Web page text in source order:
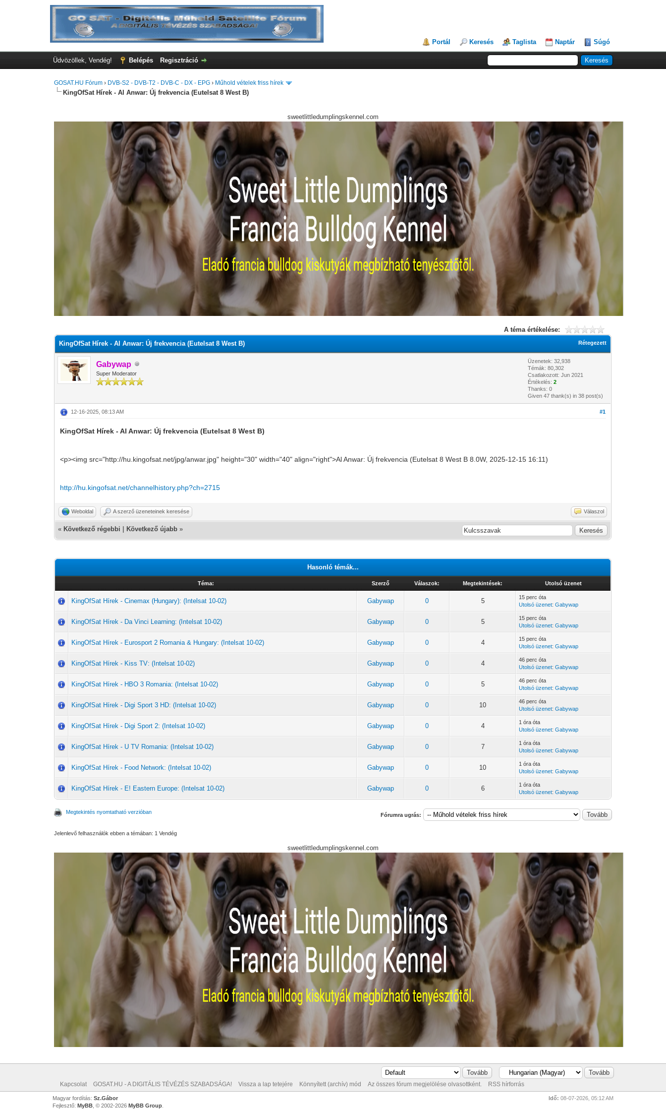
Portál Keresés Taglista Naptár Súgó
Üdvözöllek, Vendég! Belépés Regisztráció
GOSAT.HU Fórum › DVB-S2 - DVB-T2 - DVB-C - DX - EPG › Műhold vételek friss hírek
KingOfSat Hírek - Al Anwar: Új frekvencia (Eutelsat 8 West B)
sweetlittledumplingskennel.com
A téma értékelése:
Rétegezett
KingOfSat Hírek - Al Anwar: Új frekvencia (Eutelsat 8 West B)
Gabywap
Super Moderator
Üzenetek: 32,938
Témák: 80,302
Csatlakozott: Jun 2021
Értékelés:2
Thanks: 0
Given 47 thank(s) in 38 post(s)
#1
12-16-2025, 08:13 AM
KingOfSat Hírek - Al Anwar: Új frekvencia (Eutelsat 8 West B)
<p><img src="http://hu.kingofsat.net/jpg/anwar.jpg" height="30" width="40" align="right">Al Anwar: Új frekvencia (Eutelsat 8 West B 8.0W, 2025-12-15 16:11)
http://hu.kingofsat.net/channelhistory.php?ch=2715
Weboldal A szerző üzeneteinek keresése Válaszol
« Következő régebbi Következő újabb »
Hasonló témák...
Téma: Szerző Válaszok: Megtekintések: Utolsó üzenet
KingOfSat Hírek - Cinemax (Hungary): (Intelsat 10-02) Gabywap 0 5
15 perc óta
Utolsó üzenet:Gabywap
KingOfSat Hírek - Da Vinci Learning: (Intelsat 10-02) Gabywap 0 5
15 perc óta
Utolsó üzenet:Gabywap
KingOfSat Hírek - Eurosport 2 Romania & Hungary: (Intelsat 10-02) Gabywap 0 4
15 perc óta
Utolsó üzenet:Gabywap
KingOfSat Hírek - Kiss TV: (Intelsat 10-02) Gabywap 0 4
46 perc óta
Utolsó üzenet:Gabywap
KingOfSat Hírek - HBO 3 Romania: (Intelsat 10-02) Gabywap 0 5
46 perc óta
Utolsó üzenet:Gabywap
KingOfSat Hírek - Digi Sport 3 HD: (Intelsat 10-02) Gabywap 0 10
46 perc óta
Utolsó üzenet:Gabywap
KingOfSat Hírek - Digi Sport 2: (Intelsat 10-02) Gabywap 0 4
1 óra óta
Utolsó üzenet:Gabywap
KingOfSat Hírek - U TV Romania: (Intelsat 10-02) Gabywap 0 7
1 óra óta
Utolsó üzenet:Gabywap
KingOfSat Hírek - Food Network: (Intelsat 10-02) Gabywap 0 10
1 óra óta
Utolsó üzenet:Gabywap
KingOfSat Hírek - E! Eastern Europe: (Intelsat 10-02) Gabywap 0 6
1 óra óta
Utolsó üzenet:Gabywap
Megtekintés nyomtatható verzióban Fórumra ugrás:
Jelenlevő felhasználók ebben a témában: 1 Vendég
sweetlittledumplingskennel.com
Kapcsolat GOSAT.HU - A DIGITÁLIS TÉVÉZÉS SZABADSÁGA! Vissza a lap tetejére Könnyített (archív) mód Az összes fórum megjelölése olvasottként. RSS hírforrás
Idő: 08-07-2026, 05:12 AM
Magyar fordítás: Sz.Gábor
Fejlesztő: MyBB, © 2002-2026 MyBB Group.